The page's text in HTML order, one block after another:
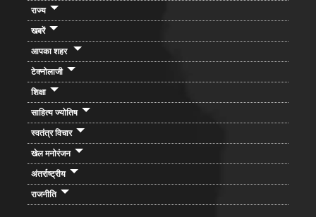
राज्य
खबरें
आपका शहर
टेक्नोलाजी
शिक्षा
साहित्य ज्योतिष
स्वतंत्र विचार
खेल मनोरंजन
अंतर्राष्ट्रीय
राजनीति